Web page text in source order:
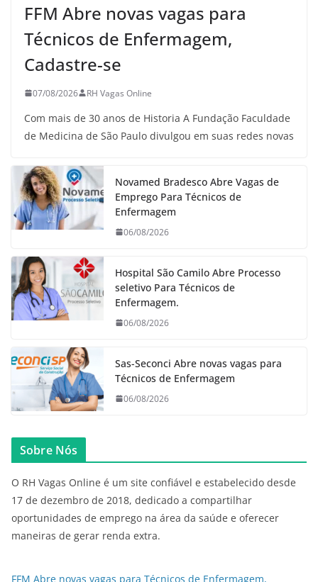
FFM Abre novas vagas para
Técnicos de Enfermagem,
Cadastre-se
07/08/2026 RH Vagas Online
Com mais de 30 anos de Historia A Fundação Faculdade
de Medicina de São Paulo divulgou em suas redes novas
Novamed Bradesco Abre Vagas de
Emprego Para Técnicos de
Enfermagem
06/08/2026
Hospital São Camilo Abre Processo
seletivo Para Técnicos de
Enfermagem.
06/08/2026
Sas-Seconci Abre novas vagas para
Técnicos de Enfermagem
06/08/2026
Sobre Nós
O RH Vagas Online é um site confiável e estabelecido desde
17 de dezembro de 2018, dedicado a compartilhar
oportunidades de emprego na área da saúde e oferecer
maneiras de gerar renda extra.
FFM Abre novas vagas para Técnicos de Enfermagem,